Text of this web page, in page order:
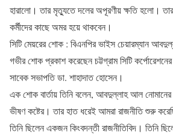
হারালো। তার মৃত্যুতে দলের অপূরণীয় ক্ষতি হলো। তার
কর্মীদের কাছে অমর হয়ে থাকবেন।
সিটি মেয়রের শোক : বিএনপির ভাইস চেয়ারম্যান
গভীর শোক প্রকাশ করেছেন চট্টগ্রাম সিটি
সাবেক সভাপতি ডা. শাহাদাত হোসেন।
এক শোক বার্তায় তিনি বলেন, আবদুল্লাহ আল
ভীষণ কষ্টের। তার হাত ধরেই আমরা রাজনীতি শুরু
তিনি ছিলেন একজন কিংবদন্তী রাজনীতিবিদ। তিনি